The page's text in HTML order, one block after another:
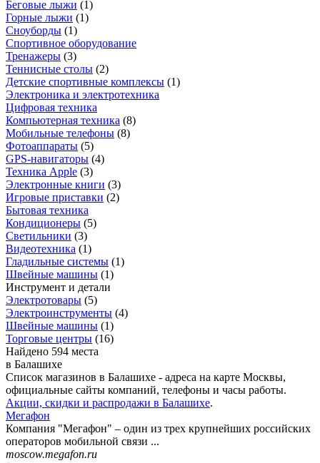
Беговые лыжи (1)
Горные лыжи (1)
Сноуборды (1)
Спортивное оборудование
Тренажеры (3)
Теннисные столы (2)
Детские спортивные комплексы (1)
Электроника и электротехника
Цифровая техника
Компьютерная техника (8)
Мобильные телефоны (8)
Фотоаппараты (5)
GPS-навигаторы (4)
Техника Apple (3)
Электронные книги (3)
Игровые приставки (2)
Бытовая техника
Кондиционеры (5)
Светильники (3)
Видеотехника (1)
Гладильные системы (1)
Швейные машины (1)
Инструмент и детали
Электротовары (5)
Электроинструменты (4)
Швейные машины (1)
Торговые центры (16)
Найдено 594 места
в Балашихе
Список магазинов в Балашихе - адреса на карте Москвы,
официальные сайты компаний, телефоны и часы работы.
Акции, скидки и распродажи в Балашихе.
Мегафон
Компания "Мегафон" – один из трех крупнейших российских
операторов мобильной связи ...
moscow.megafon.ru